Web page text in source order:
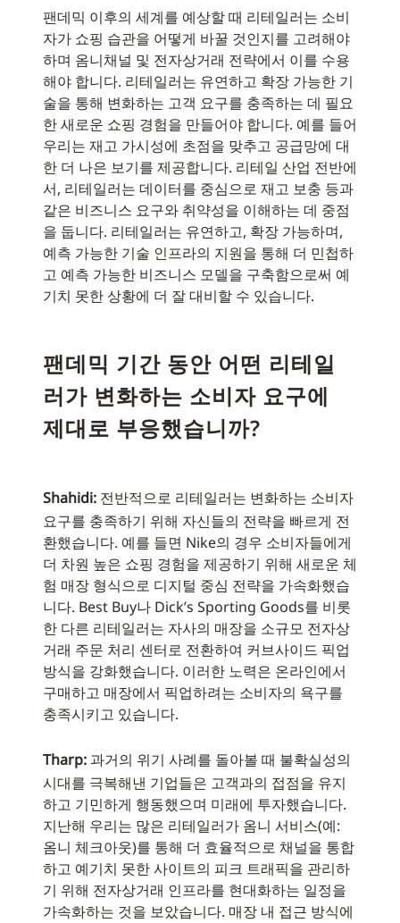
팬데믹 이후의 세계를 예상할 때 리테일러는 소비
자가 쇼핑 습관을 어떻게 바꿀 것인지를 고려해야
하며 옴니채널 및 전자상거래 전략에서 이를 수용
해야 합니다. 리테일러는 유연하고 확장 가능한 기
술을 통해 변화하는 고객 요구를 충족하는 데 필요
한 새로운 쇼핑 경험을 만들어야 합니다. 예를 들어
우리는 재고 가시성에 초점을 맞추고 공급망에 대
한 더 나은 보기를 제공합니다. 리테일 산업 전반에
서, 리테일러는 데이터를 중심으로 재고 보충 등과
같은 비즈니스 요구와 취약성을 이해하는 데 중점
을 둡니다. 리테일러는 유연하고, 확장 가능하며,
예측 가능한 기술 인프라의 지원을 통해 더 민첩하
고 예측 가능한 비즈니스 모델을 구축함으로써 예
기치 못한 상황에 더 잘 대비할 수 있습니다.
팬데믹 기간 동안 어떤 리테일
러가 변화하는 소비자 요구에
제대로 부응했습니까?
Shahidi: 전반적으로 리테일러는 변화하는 소비자
요구를 충족하기 위해 자신들의 전략을 빠르게 전
환했습니다. 예를 들면 Nike의 경우 소비자들에게
더 차원 높은 쇼핑 경험을 제공하기 위해 새로운 체
험 매장 형식으로 디지털 중심 전략을 가속화했습
니다. Best Buy나 Dick’s Sporting Goods를 비롯
한 다른 리테일러는 자사의 매장을 소규모 전자상
거래 주문 처리 센터로 전환하여 커브사이드 픽업
방식을 강화했습니다. 이러한 노력은 온라인에서
구매하고 매장에서 픽업하려는 소비자의 욕구를
충족시키고 있습니다.
Tharp: 과거의 위기 사례를 돌아볼 때 불확실성의
시대를 극복해낸 기업들은 고객과의 접점을 유지
하고 기민하게 행동했으며 미래에 투자했습니다.
지난해 우리는 많은 리테일러가 옴니 서비스(예:
옴니 체크아웃)를 통해 더 효율적으로 채널을 통합
하고 예기치 못한 사이트의 피크 트래픽을 관리하
기 위해 전자상거래 인프라를 현대화하는 일정을
가속화하는 것을 보았습니다. 매장 내 접근 방식에